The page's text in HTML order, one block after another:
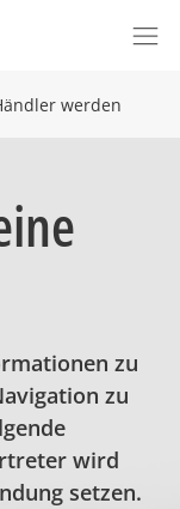
werden
zu
zu
wird
setzen.